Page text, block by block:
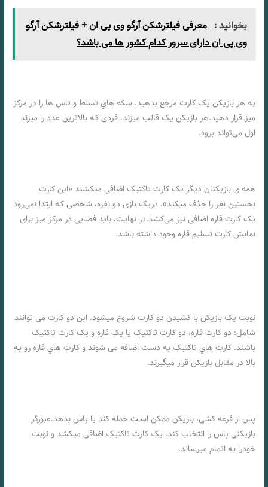
بخوانید : معرفی فیلترشکن آرگو وی پی ان + فیلترشکن آرگو
وی پی ان دارای سرور کدام کشور ها می باشد؟
بـه هر بازیکن یک کارت مرجع بدهید. سکه هاي‌ تسلط و تاس ها را در مرکز
میز قرار دهید.هر بازیکن یک قالب میزند. فردی کـه بالاترین عدد را میزند
اول می‌تواند برود.
همه ی بازیکنان دیگر یک کارت تاکتیک اضافی میکشند «این کارت
نخستین نفر را حذف میکند». دریک بازی دو نفره، شخصی کـه ابتدا نمی‌رود
یک کارت قاره اضافی نیز می‌کشد.در نهایت، باید فضایی در مرکز میز برای
نمایش کارت تسلیم قاره وجود داشته باشد.
نوبت یک بازیکن با کشیدن دو کارت شروع میشود. این دو کارت می توانند
شامل: دو کارت قاره، دو کارت تاکتیک یا یک قاره و یک کارت تاکتیک
باشند. کارت هاي‌ تاکتیک بـه دست اضافه می شوند و کارت هاي‌ قاره رو بـه
بالا در مقابل بازیکن قرار میگیرند.
پس از قرعه کشی، بازیکن ممکن اسـت حمله کند یا پاس بدهد.عبورگر
بازیکنی پاس را انتخاب کند، یک کارت تاکتیک اضافی میکشد و نوبت
خودرا بـه اتمام میرساند.